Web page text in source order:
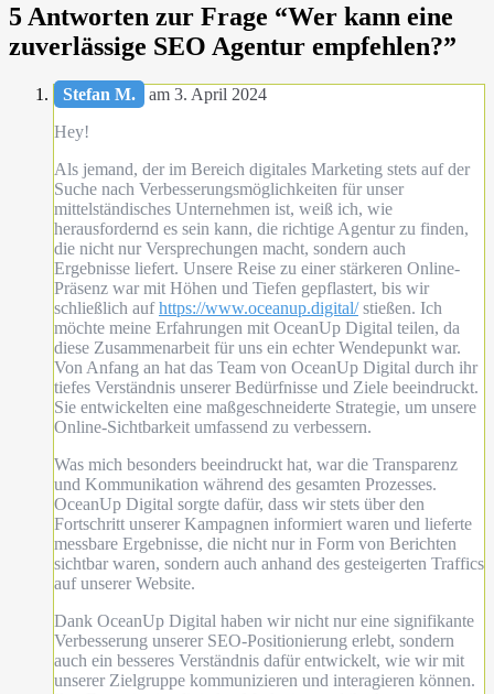
5 Antworten zur Frage “Wer kann eine
zuverlässige SEO Agentur empfehlen?”
Stefan M.
am 3. April 2024
Hey!
Als jemand, der im Bereich digitales Marketing stets auf der
Suche nach Verbesserungsmöglichkeiten für unser
mittelständisches Unternehmen ist, weiß ich, wie
herausfordernd es sein kann, die richtige Agentur zu finden,
die nicht nur Versprechungen macht, sondern auch
Ergebnisse liefert. Unsere Reise zu einer stärkeren Online-
Präsenz war mit Höhen und Tiefen gepflastert, bis wir
schließlich aufhttps://www.oceanup.digital/stießen. Ich
möchte meine Erfahrungen mit OceanUp Digital teilen, da
diese Zusammenarbeit für uns ein echter Wendepunkt war.
Von Anfang an hat das Team von OceanUp Digital durch ihr
tiefes Verständnis unserer Bedürfnisse und Ziele beeindruckt.
Sie entwickelten eine maßgeschneiderte Strategie, um unsere
Online-Sichtbarkeit umfassend zu verbessern.
Was mich besonders beeindruckt hat, war die Transparenz
und Kommunikation während des gesamten Prozesses.
OceanUp Digital sorgte dafür, dass wir stets über den
Fortschritt unserer Kampagnen informiert waren und lieferte
messbare Ergebnisse, die nicht nur in Form von Berichten
sichtbar waren, sondern auch anhand des gesteigerten Traffics
auf unserer Website.
Dank OceanUp Digital haben wir nicht nur eine signifikante
Verbesserung unserer SEO-Positionierung erlebt, sondern
auch ein besseres Verständnis dafür entwickelt, wie wir mit
unserer Zielgruppe kommunizieren und interagieren können.